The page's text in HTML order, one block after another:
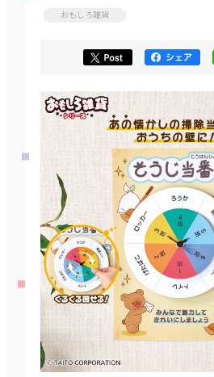
おもしろ雑貨